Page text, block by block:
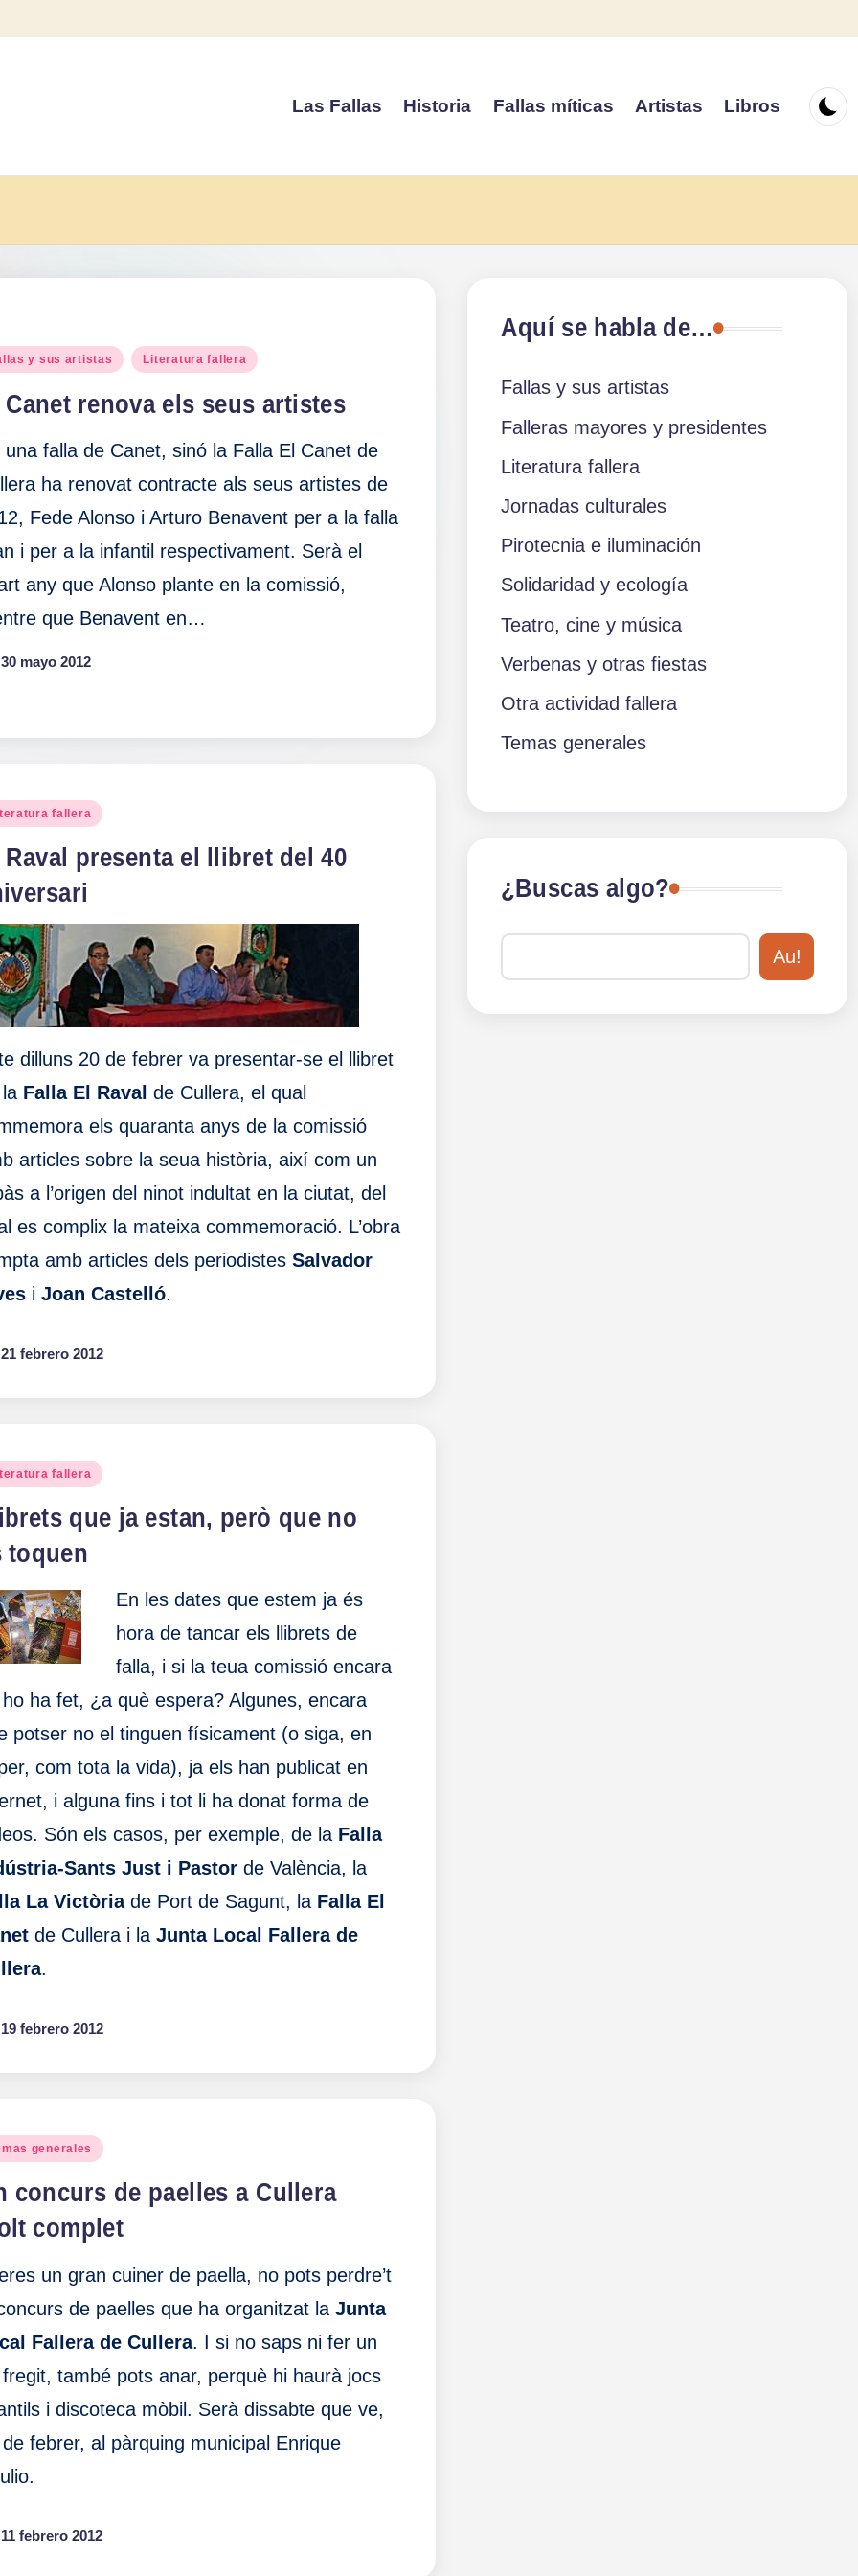
Las Fallas Historia Fallas míticas Artistas Libros
y sus artistas Literatura fallera
Canet renova els seus artistes
una falla de Canet, sinó la Falla El Canet de
ha renovat contracte als seus artistes de
Fede Alonso i Arturo Benavent per a la falla
i per a la infantil respectivament. Serà el
any que Alonso plante en la comissió,
que Benavent en…
30 mayo 2012
fallera
Raval presenta el llibret del 40
dilluns 20 de febrer va presentar-se el llibret
Falla El Raval de Cullera, el qual
els quaranta anys de la comissió
articles sobre la seua història, així com un
a l’origen del ninot indultat en la ciutat, del
es complix la mateixa commemoració. L’obra
amb articles dels periodistesSalvador
iJoan Castelló.
21 febrero 2012
fallera
que ja estan, però que no
toquen
En les dates que estem ja és
hora de tancar els llibrets de
falla, i si la teua comissió encara
ha fet, ¿a què espera? Algunes, encara
potser no el tinguen físicament (o siga, en
com tota la vida), ja els han publicat en
i alguna fins i tot li ha donat forma de
Són els casos, per exemple, de la Falla
Sants Just i Pastor de València, la
La Victòriade Port de Sagunt, la Falla El
de Cullera i laJunta Local Fallera de
.
19 febrero 2012
generales
concurs de paelles a Cullera
complet
un gran cuiner de paella, no pots perdre’t
de paelles que ha organitzat laJunta
Fallera de Cullera. I si no saps ni fer un
també pots anar, perquè hi haurà jocs
i discoteca mòbil. Serà dissabte que ve,
febrer, al pàrquing municipal Enrique
11 febrero 2012
Aquí se habla de…
Fallas y sus artistas
Falleras mayores y presidentes
Literatura fallera
Jornadas culturales
Pirotecnia e iluminación
Solidaridad y ecología
Teatro, cine y música
Verbenas y otras fiestas
Otra actividad fallera
Temas generales
¿Buscas algo?
Au!